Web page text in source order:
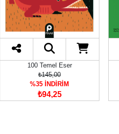
100 Temel Eser
₺145,00
%35 İNDİRİM
₺94,25